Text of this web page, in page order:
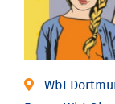
WbI